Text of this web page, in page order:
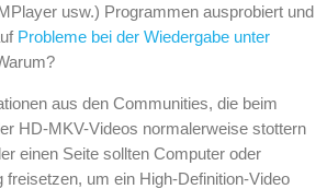
usw.) Programmen ausprobiert und
Probleme bei der Wiedergabe unter
aus den Communities, die beim
HD-MKV-Videos normalerweise stottern
einen Seite sollten Computer oder
freisetzen, um ein High-Definition-Video